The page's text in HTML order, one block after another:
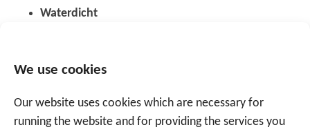
We use cookies
Our website uses cookies which are necessary for
running the website and for providing the services you
Waterdicht
Ontdek ook alles over: